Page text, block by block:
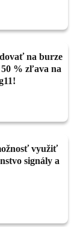
na burze
% zľava na
využiť
signály a